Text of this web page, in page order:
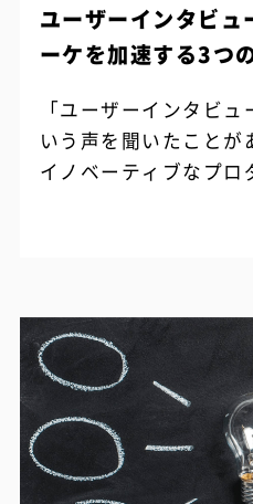
ユーザーインタビ
ーケを加速する3つ
「ユーザーインタビ
いう声を聞いたことが
イノベーティブなプロ